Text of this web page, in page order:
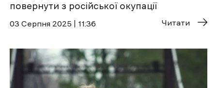
повернути з російської окупації
03 Cерпня 2025 | 11:36 Читати